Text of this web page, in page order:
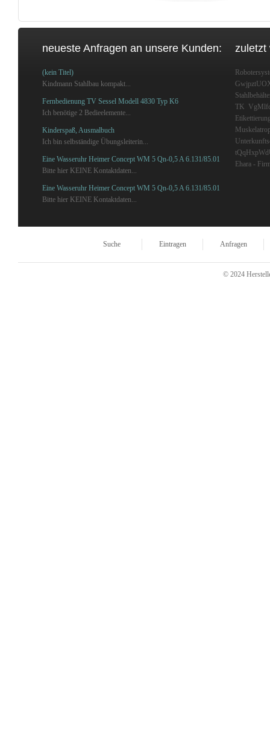
neueste Anfragen an unsere Kunden:
(kein Titel)
Kindmann Stahlbau kompakt...
Fernbedienung TV Sessel Modell 4830 Typ K6
Ich benötige 2 Bedieelemente...
Kinderspaß, Ausmalbuch
Ich bin selbständige Übungsleiterin...
Eine Wasseruhr Heimer Concept WM 5 Qn-0,5 A 6.131/85.01
Bitte hier KEINE Kontaktdaten...
Eine Wasseruhr Heimer Concept WM 5 Qn-0,5 A 6.131/85.01
Bitte hier KEINE Kontaktdaten...
zuletzt
TK
Ehara -
Suche Eintragen Anfragen
© 2024